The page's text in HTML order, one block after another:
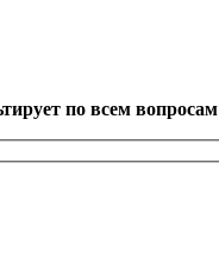
по всем вопросам